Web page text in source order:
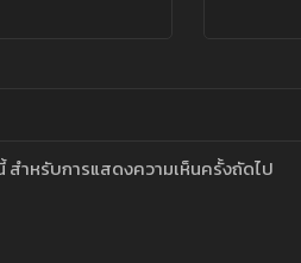
สำหรับการแสดงความเห็นครั้งถัดไป